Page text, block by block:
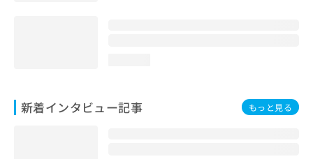
新着インタビュー記事 もっと見る